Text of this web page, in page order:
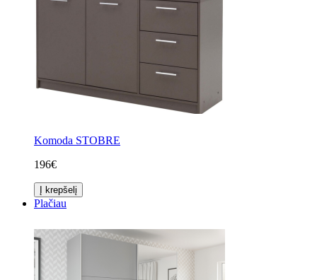
Komoda STOBRE
196€
Į krepšelį
Plačiau